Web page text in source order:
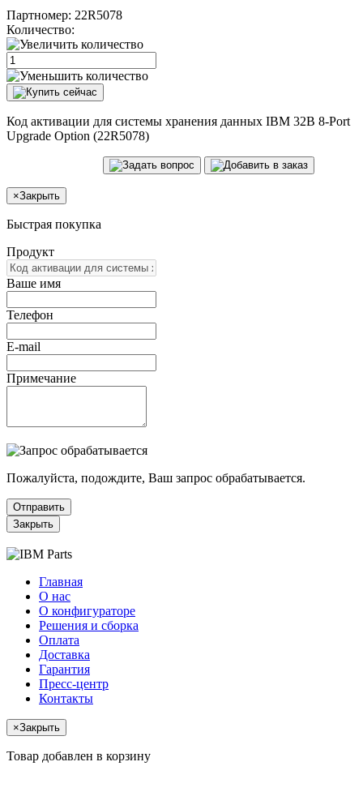
Партномер: 22R5078
Количество:
Код активации для системы хранения данных IBM 32B 8-Port
Upgrade Option (22R5078)
×Закрыть
Быстрая покупка
Продукт
Ваше имя
Телефон
E-mail
Примечание
Пожалуйста, подождите, Ваш запрос обрабатывается.
Отправить
Закрыть
Главная
О нас
О конфигураторе
Решения и сборка
Оплата
Доставка
Гарантия
Пресс-центр
Контакты
×Закрыть
Товар добавлен в корзину